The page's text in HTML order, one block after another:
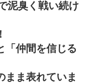
泥臭く戦い続け
「仲間を信じる
まま表れていま